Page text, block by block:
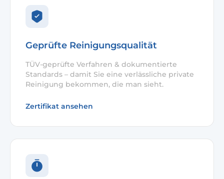
Geprüfte Reinigungsqualität
TÜV-geprüfte Verfahren & dokumentierte
Standards – damit Sie eine verlässliche private
Reinigung bekommen, die man sieht.
Zertifikat ansehen